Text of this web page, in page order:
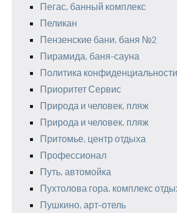
Пегас, банный комплекс
Пеликан
Пензенские бани, баня №2
Пирамида, баня-сауна
Политика конфиденциальности
Приоритет Сервис
Природа и человек, пляж
Природа и человек, пляж
Притомье, центр отдыха
Профессионал
Путь, автомойка
Пухтолова гора, комплекс
Пушкино, арт-отель